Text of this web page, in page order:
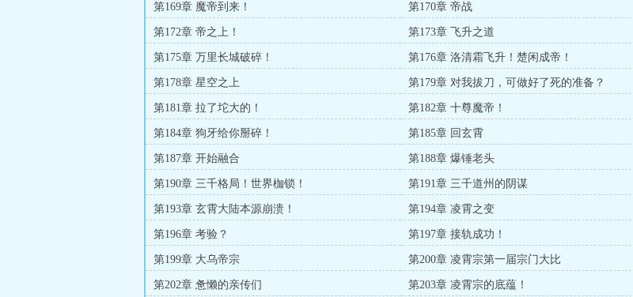
第169章 魔帝到来！ 第170章 帝战
第172章 帝之上！ 第173章 飞升之道
第175章 万里长城破碎！ 第176章 洛清霜飞升！楚闲成帝！
第178章 星空之上 第179章 对我拔刀，可做好了死的准备？
第181章 拉了坨大的！ 第182章 十尊魔帝！
第184章 狗牙给你掰碎！ 第185章 回玄霄
第187章 开始融合 第188章 爆锤老头
第190章 三千格局！世界枷锁！ 第191章 三千道州的阴谋
第193章 玄霄大陆本源崩溃！ 第194章 凌霄之变
第196章 考验？ 第197章 接轨成功！
第199章 大乌帝宗 第200章 凌霄宗第一届宗门大比
第202章 惫懒的亲传们 第203章 凌霄宗的底蕴！